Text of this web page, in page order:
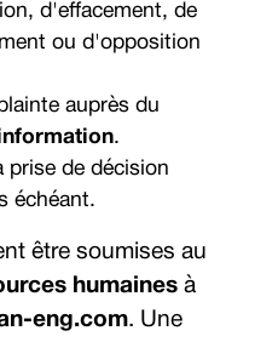
d'effacement, de
ou d'opposition
auprès du
.
prise de décision
échéant.
être soumises au
humaines à
eng.com. Une